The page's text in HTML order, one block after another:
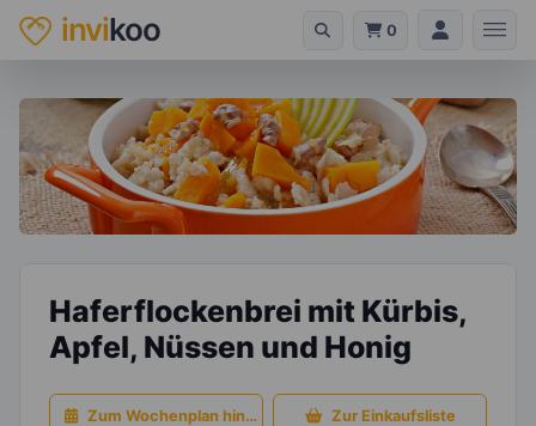
invikoo 0
Haferflockenbrei mit Kürbis,
Apfel, Nüssen und Honig
Zum Wochenplan hinzufügen Zur Einkaufsliste